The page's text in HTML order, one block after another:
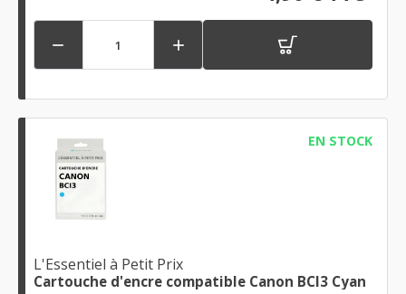
 
EN STOCK
L'Essentiel à Petit Prix
Cartouche d'encre compatible Canon BCI3 Cyan